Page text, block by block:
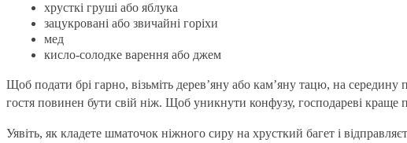
хрусткі груші або яблука
зацукровані або звичайні горіхи
мед
кисло-солодке варення або джем
Щоб подати брі гарно, візьміть дерев’яну або кам’яну тацю, на
гостя повинен бути свій ніж. Щоб уникнути конфузу, господареві краще
Уявіть, як кладете шматочок ніжного сиру на хрусткий багет і